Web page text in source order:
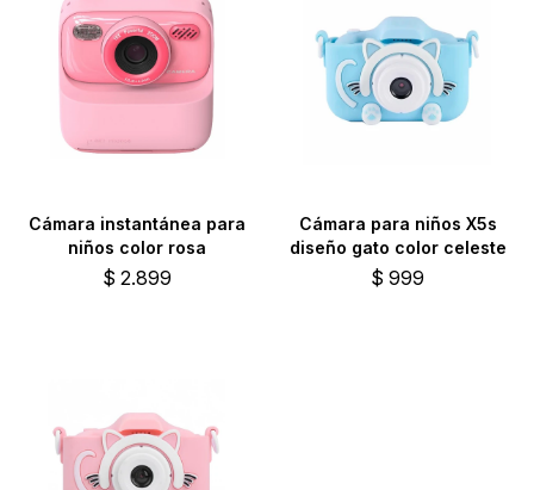
Cámara instantánea para
niños color rosa
$ 2.899
Cámara para niños X5s
diseño gato color celeste
$ 999